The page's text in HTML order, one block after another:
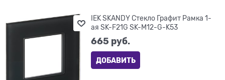
IEK SKANDY Стекло Графит Рамка 1-
ая SK-F21G SK-M12-G-K53
665 руб.
ДОБАВИТЬ